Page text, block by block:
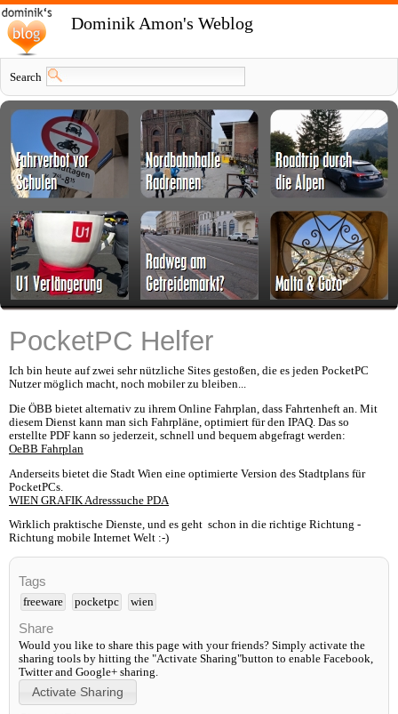
Dominik Amon's Weblog
Search
PocketPC Helfer
Ich bin heute auf zwei sehr nützliche Sites gestoßen, die es jeden PocketPC
Nutzer möglich macht, noch mobiler zu bleiben...
Die ÖBB bietet alternativ zu ihrem Online Fahrplan, dass Fahrtenheft an. Mit
diesem Dienst kann man sich Fahrpläne, optimiert für den IPAQ. Das so
erstellte PDF kann so jederzeit, schnell und bequem abgefragt werden:
OeBB Fahrplan
Anderseits bietet die Stadt Wien eine optimierte Version des Stadtplans für
PocketPCs.
WIEN GRAFIK Adresssuche PDA
Wirklich praktische Dienste, und es geht schon in die richtige Richtung -
Richtung mobile Internet Welt :-)
Tags
freeware pocketpc wien
Share
Would you like to share this page with your friends? Simply activate the
sharing tools by hitting the "Activate Sharing"button to enable Facebook,
Twitter and Google+ sharing.